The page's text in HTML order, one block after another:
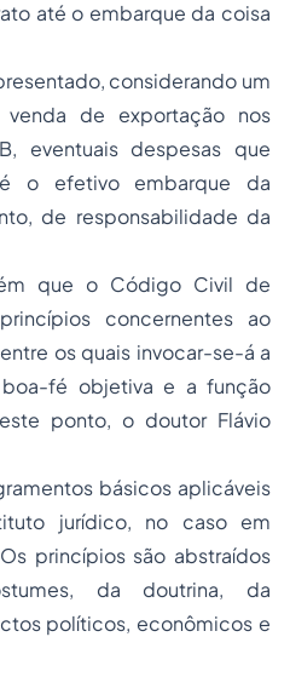
até o embarque da coisa
considerando um
de exportação nos
eventuais despesas que
o efetivo embarque da
de responsabilidade da
que o Código Civil de
concernentes ao
os quais invocar-se-á a
fé objetiva e a função
ponto, o doutor Flávio
básicos aplicáveis
jurídico, no caso em
princípios são abstraídos
da doutrina, da
políticos, econômicos e